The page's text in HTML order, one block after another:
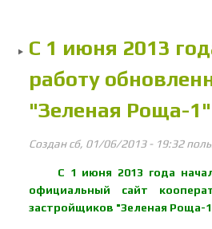
С 1 июня 2013
работу
"Зеленая Роща-1"
Создан сб, 01/06/2013 - 19:32
С 1 июня 2013 года
официальный сайт
застройщиков "Зеленая Роща-